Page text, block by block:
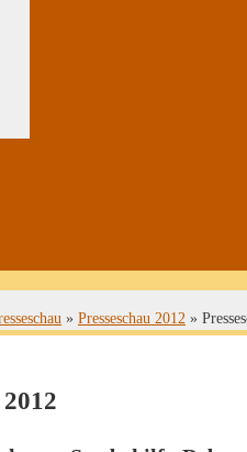
» Presseschau 2012 »